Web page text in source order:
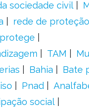
sociedade civil
rede de proteção
TAM
Bahia
Bate
Pnad
social